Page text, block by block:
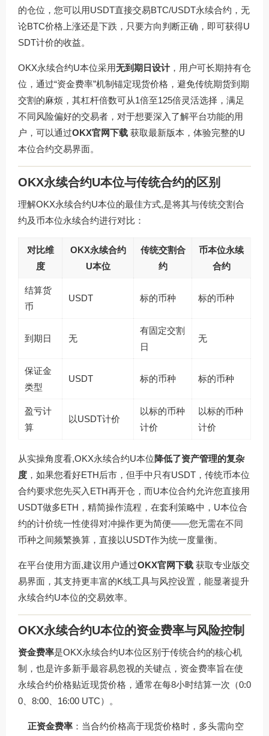
的仓位，您可以用USDT直接交易BTC/USDT永续合约，无
论BTC价格上涨还是下跌，只要方向判断正确，即可获得U
SDT计价的收益。
OKX永续合约U本位采用无到期日设计，用户可长期持有仓
位，通过“资金费率”机制锚定现货价格，避免传统期货到期
交割的麻烦，其杠杆倍数可从1倍至125倍灵活选择，满足
不同风险偏好的交易者，对于想要深入了解平台功能的用
户，可以通过OKX官网下载 获取最新版本，体验完整的U
本位合约交易界面。
OKX永续合约U本位与传统合约的区别
理解OKX永续合约U本位的最佳方式,是将其与传统交割合
约及币本位永续合约进行对比：
对比维
度
OKX永续合约
U本位
传统交割合
约
币本位永续
合约
结算货
币
USDT 标的币种 标的币种
到期日 无
有固定交割
日
无
保证金
类型
USDT 标的币种 标的币种
盈亏计
算
以USDT计价
以标的币种
计价
以标的币种
计价
从实操角度看,OKX永续合约U本位降低了资产管理的复杂
度 ，如果您看好ETH后市，但手中只有USDT，传统币本位
合约要求您先买入ETH再开仓，而U本位合约允许您直接用
USDT做多ETH，精简操作流程，在套利策略中，U本位合
约的计价统一性使得对冲操作更为简便——您无需在不同
币种之间频繁换算，直接以USDT作为统一度量衡。
在平台使用方面,建议用户通过OKX官网下载 获取专业版交
易界面，其支持更丰富的K线工具与风控设置，能显著提升
永续合约U本位的交易效率。
OKX永续合约U本位的资金费率与风险控制
资金费率是OKX永续合约U本位区别于传统合约的核心机
制，也是许多新手最容易忽视的关键点，资金费率旨在使
永续合约价格贴近现货价格，通常在每8小时结算一次（0:0
0、8:00、16:00 UTC）。
正资金费率 ：当合约价格高于现货价格时，多头需向空